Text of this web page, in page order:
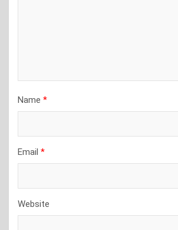
Name *
Email *
Website